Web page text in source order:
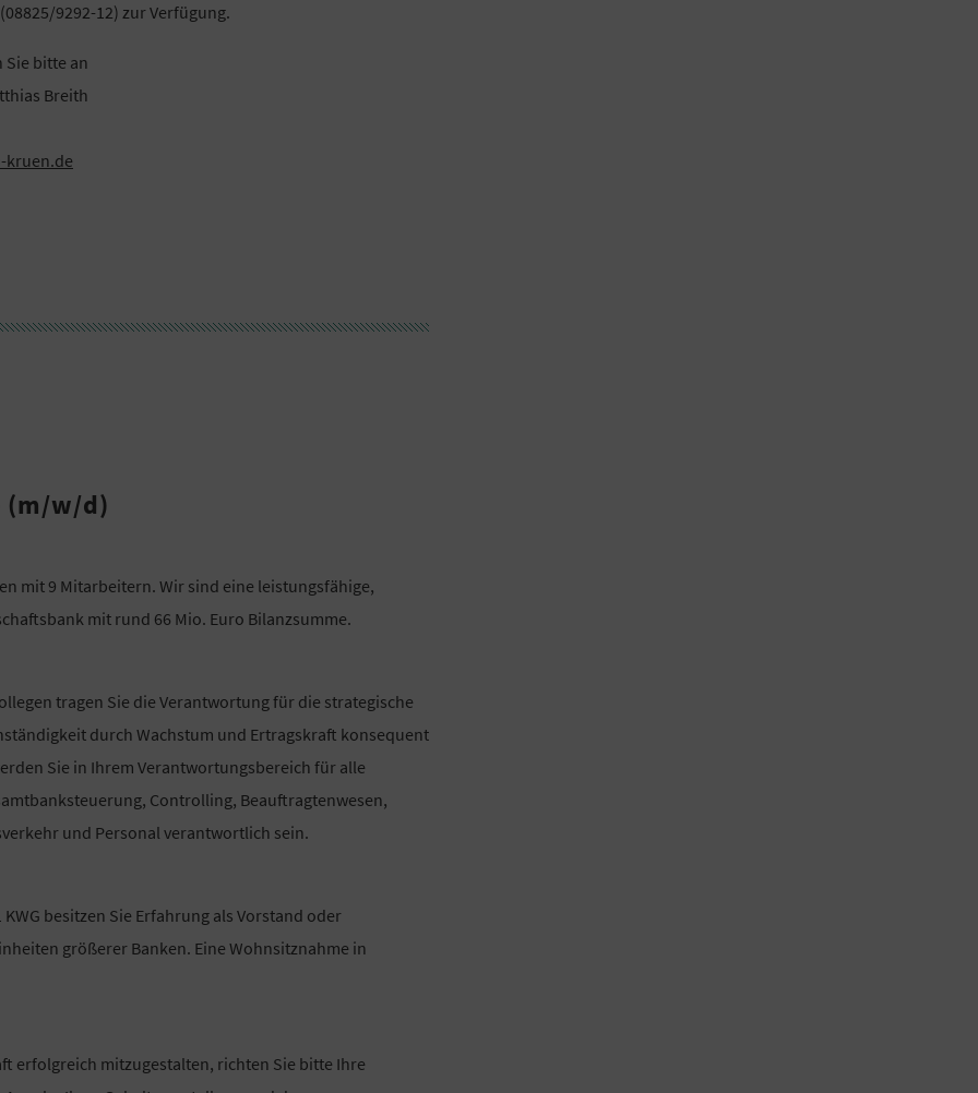
9292-12) zur Verfügung.
bitte an
Breith
kruen.de
(m/w/d)
mit 9 Mitarbeitern. Wir sind eine leistungsfähige,
mit rund 66 Mio. Euro Bilanzsumme.
tragen Sie die Verantwortung für die strategische
durch Wachstum und Ertragskraft konsequent
Sie in Ihrem Verantwortungsbereich für alle
Controlling, Beauftragtenwesen,
und Personal verantwortlich sein.
besitzen Sie Erfahrung als Vorstand oder
größerer Banken. Eine Wohnsitznahme in
erfolgreich mitzugestalten, richten Sie bitte Ihre